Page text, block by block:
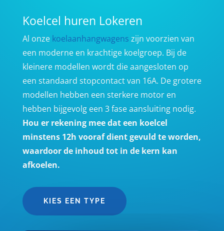
Koelcel huren Lokeren
Al onze koelaanhangwagens zijn voorzien van
een moderne en krachtige koelgroep. Bij de
kleinere modellen wordt die aangesloten op
een standaard stopcontact van 16A. De grotere
modellen hebben een sterkere motor en
hebben bijgevolg een 3 fase aansluiting nodig.
Hou er rekening mee dat een koelcel
minstens 12h vooraf dient gevuld te worden,
waardoor de inhoud tot in de kern kan
afkoelen.
KIES EEN TYPE